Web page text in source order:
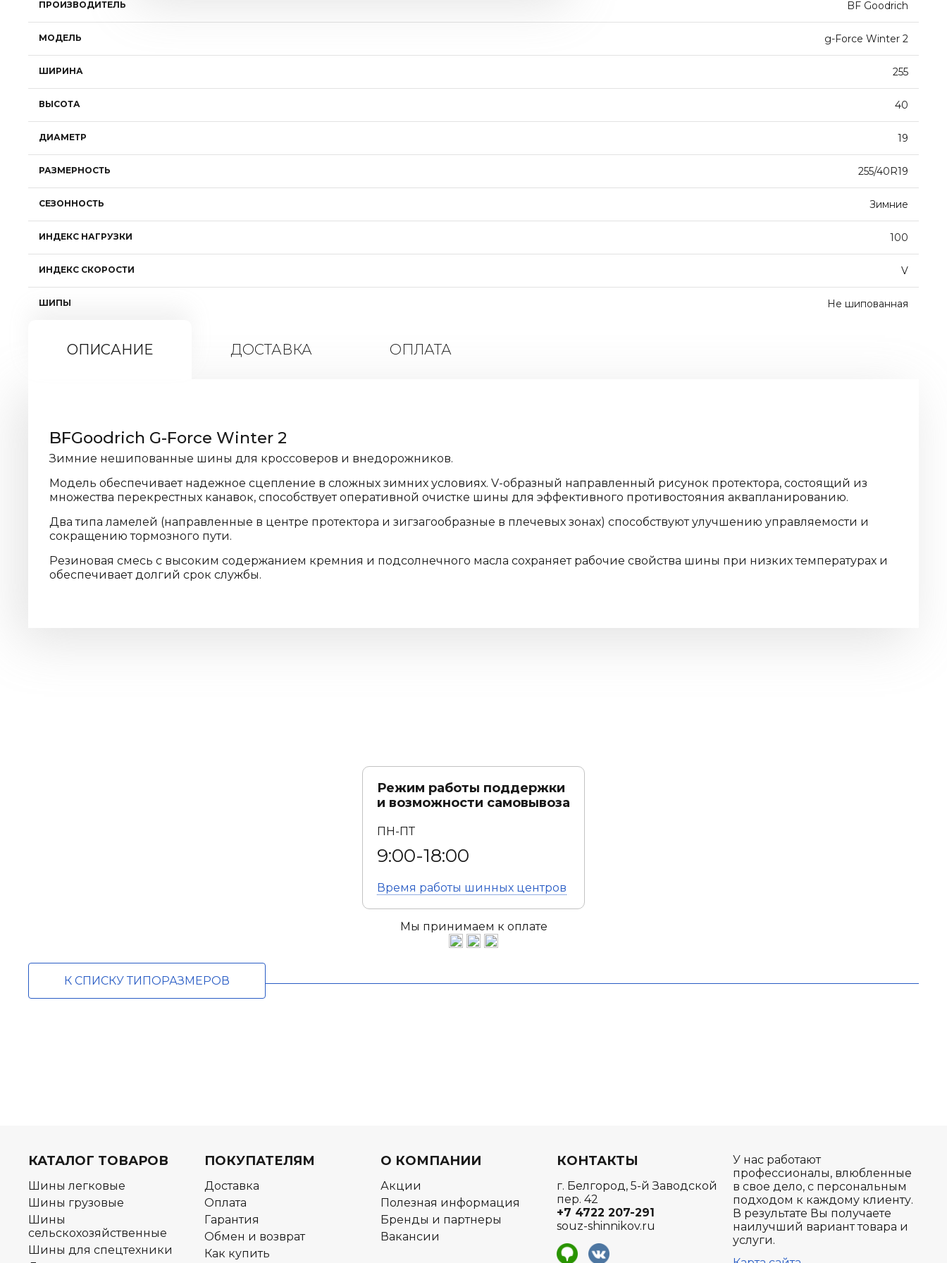
ПРОИЗВОДИТЕЛЬ BF Goodrich
МОДЕЛЬ g-Force Winter 2
ШИРИНА 255
ВЫСОТА 40
ДИАМЕТР 19
РАЗМЕРНОСТЬ 255/40R19
СЕЗОННОСТЬ Зимние
ИНДЕКС НАГРУЗКИ 100
ИНДЕКС СКОРОСТИ V
ШИПЫ Не шипованная
ОПИСАНИЕ
BFGoodrich G-Force Winter 2
Зимние нешипованные шины для кроссоверов и внедорожников.
Модель обеспечивает надежное сцепление в сложных зимних условиях. V-образный направленный рисунок протектора, состоящий из
множества перекрестных канавок, способствует оперативной очистке шины для эффективного противостояния аквапланированию.
Два типа ламелей (направленные в центре протектора и зигзагообразные в плечевых зонах) способствуют улучшению управляемости и
сокращению тормозного пути.
Резиновая смесь с высоким содержанием кремния и подсолнечного масла сохраняет рабочие свойства шины при низких температурах и
обеспечивает долгий срок службы.
ДОСТАВКА ОПЛАТА
Режим работы поддержки
и возможности самовывоза
ПН-ПТ
9:00-18:00
Время работы шинных центров
Мы принимаем к оплате
К СПИСКУ ТИПОРАЗМЕРОВ
КАТАЛОГ ТОВАРОВ
Шины легковые
Шины грузовые
Шины
сельскохозяйственные
Шины для спецтехники
ПОКУПАТЕЛЯМ
Доставка
Оплата
Гарантия
Обмен и возврат
Как купить
О КОМПАНИИ
Акции
Полезная информация
Бренды и партнеры
Вакансии
У нас работают
профессионалы, влюбленные
в свое дело, с персональным
подходом к каждому клиенту.
В результате Вы получаете
наилучший вариант товара и
услуги.
КОНТАКТЫ
г. Белгород, 5-й Заводской
пер. 42
+7 4722 207-291
souz-shinnikov.ru